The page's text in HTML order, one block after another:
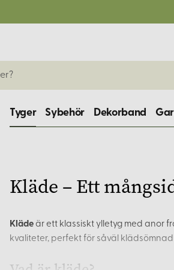
Tyger Sybehör Dekorband
Kläde – Ett
Kläde är ett klassiskt ylletyg med anor
kvaliteter, perfekt för såväl